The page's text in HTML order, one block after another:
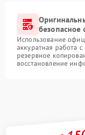
безопасное
Использование
аккуратная работа
резервное
восстановление